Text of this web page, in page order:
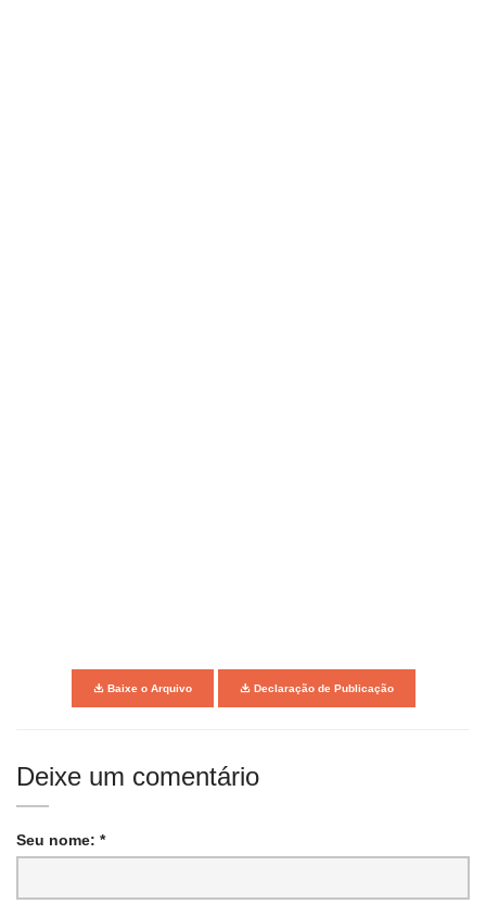
Baixe o Arquivo Declaração de Publicação
Deixe um comentário
Seu nome: *